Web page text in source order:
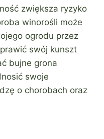
zwiększa ryzyko
winorośli może
ogrodu przez
swój kunszt
bujne grona
swoje
o chorobach oraz